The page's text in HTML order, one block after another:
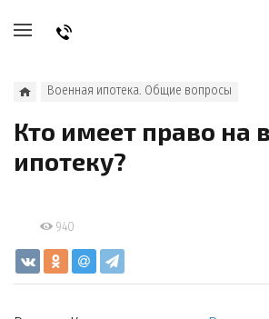
Военная ипотека. Общие вопросы
Кто имеет право на
ипотеку?
940